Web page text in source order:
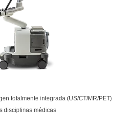
totalmente integrada (US/CT/MR/PET)
disciplinas médicas